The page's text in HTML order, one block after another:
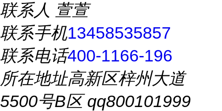
联系人 萱萱
联系手机13458535857
联系电话400-1166-196
所在地址高新区梓州大道
5500号B区 qq800101999